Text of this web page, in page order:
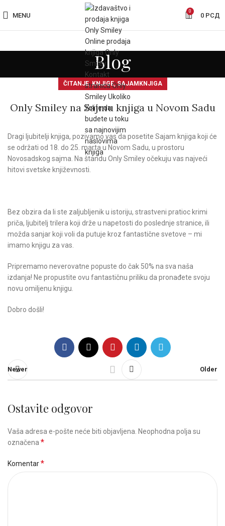
MENU
0
0 РСД
Blog
ČITANJE,KNJIGE,SAJAMKNJIGA
Only Smiley na Sajmu knjiga u Novom Sadu
Dragi ljubitelji knjiga, pozivamo vas da posetite Sajam knjiga koji će
se održati od 18. do 25. marta u Novom Sadu, u prostoru
Novosadskog sajma. Na štandu Only Smiley očekuju vas najveći
hitovi svetske književnosti.
Bez obzira da li ste zaljubljenik u istoriju, strastveni pratioc krimi
priča, ljubitelj trilera koji drže u napetosti do poslednje stranice, ili
možda sanjar koji voli da putuje kroz fantastične svetove – mi
imamo knjigu za vas.
Pripremamo neverovatne popuste do čak 50% na sva naša
izdanja! Ne propustite ovu fantastičnu priliku da pronađete svoju
novu omiljenu knjigu.
Dobro došli!
Newer Older
Ostavite odgovor
Vaša adresa e-pošte neće biti objavljena. Neophodna polja su
označena *
Komentar*